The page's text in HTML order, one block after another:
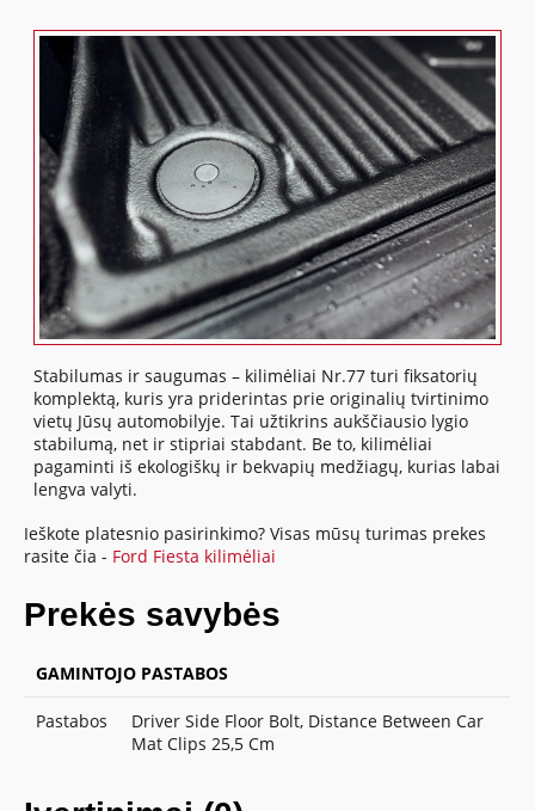
Stabilumas ir saugumas – kilimėliai Nr.77 turi fiksatorių
komplektą, kuris yra priderintas prie originalių tvirtinimo
vietų Jūsų automobilyje. Tai užtikrins aukščiausio lygio
stabilumą, net ir stipriai stabdant. Be to, kilimėliai
pagaminti iš ekologiškų ir bekvapių medžiagų, kurias labai
lengva valyti.
Ieškote platesnio pasirinkimo? Visas mūsų turimas prekes
rasite čia - Ford Fiesta kilimėliai
Prekės savybės
GAMINTOJO PASTABOS
Pastabos
Driver Side Floor Bolt, Distance Between Car
Mat Clips 25,5 Cm